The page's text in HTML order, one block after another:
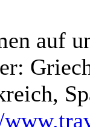
auf